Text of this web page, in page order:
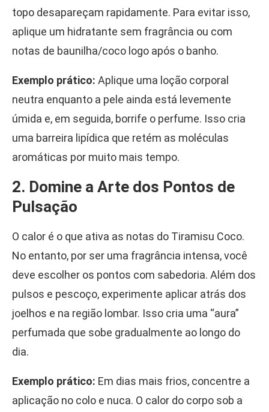
topo desapareçam rapidamente. Para evitar isso,
aplique um hidratante sem fragrância ou com
notas de baunilha/coco logo após o banho.
Exemplo prático: Aplique uma loção corporal
neutra enquanto a pele ainda está levemente
úmida e, em seguida, borrife o perfume. Isso cria
uma barreira lipídica que retém as moléculas
aromáticas por muito mais tempo.
2. Domine a Arte dos Pontos de
Pulsação
O calor é o que ativa as notas do Tiramisu Coco.
No entanto, por ser uma fragrância intensa, você
deve escolher os pontos com sabedoria. Além dos
pulsos e pescoço, experimente aplicar atrás dos
joelhos e na região lombar. Isso cria uma “aura”
perfumada que sobe gradualmente ao longo do
dia.
Exemplo prático: Em dias mais frios, concentre a
aplicação no colo e nuca. O calor do corpo sob a